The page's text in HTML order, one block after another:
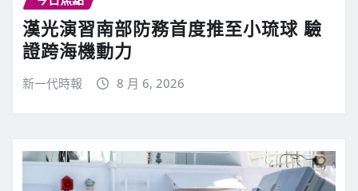
漢光演習南部防務首度推至小琉球 驗
證跨海機動力
新一代時報 8 月 6, 2026